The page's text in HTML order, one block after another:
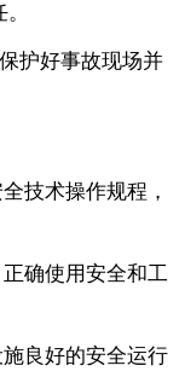
护好事故现场并
技术操作规程，
确使用安全和工
良好的安全运行